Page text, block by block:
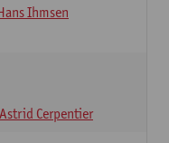
Ihmsen
Astrid Cerpentier